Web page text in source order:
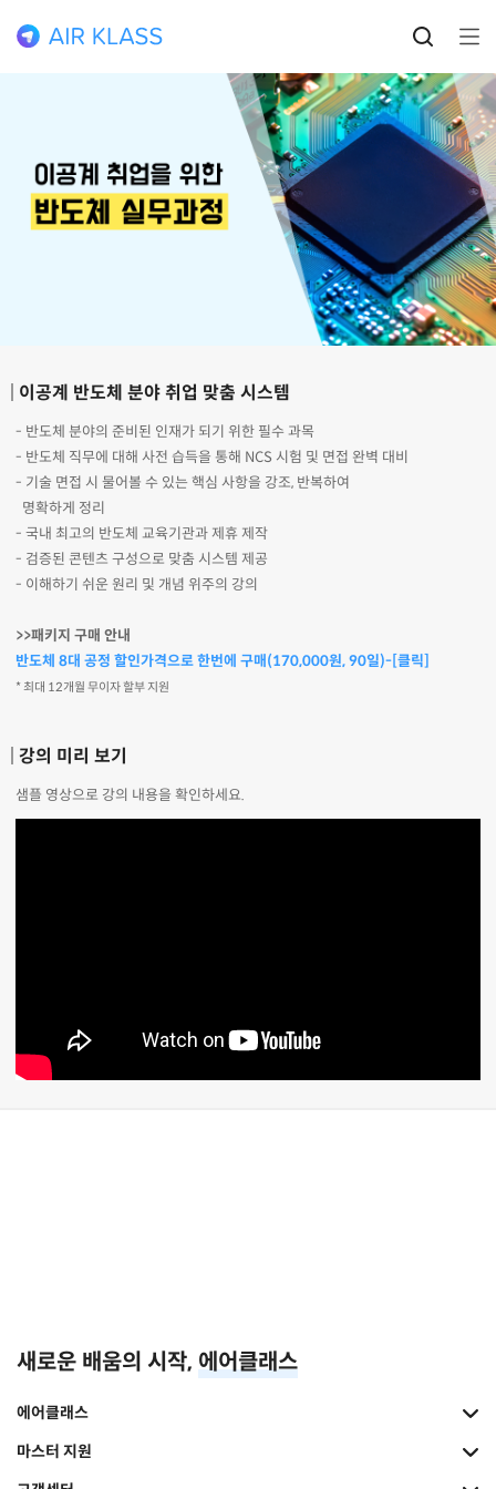
이공계 반도체 분야 취업 맞춤 시스템
- 반도체 분야의 준비된 인재가 되기 위한 필수 과목
- 반도체 직무에 대해 사전 습득을 통해 NCS 시험 및 면접 완벽 대비
- 기술 면접 시 물어볼 수 있는 핵심 사항을 강조, 반복하여
명확하게 정리
- 국내 최고의 반도체 교육기관과 제휴 제작
- 검증된 콘텐츠 구성으로 맞춤 시스템 제공
- 이해하기 쉬운 원리 및 개념 위주의 강의
>>패키지 구매 안내
반도체 8대 공정 할인가격으로 한번에 구매(170,000원, 90일)-[클릭]
* 최대 12개월 무이자 할부 지원
강의 미리 보기
샘플 영상으로 강의 내용을 확인하세요.
새로운 배움의 시작, 에어클래스
에어클래스
마스터 지원